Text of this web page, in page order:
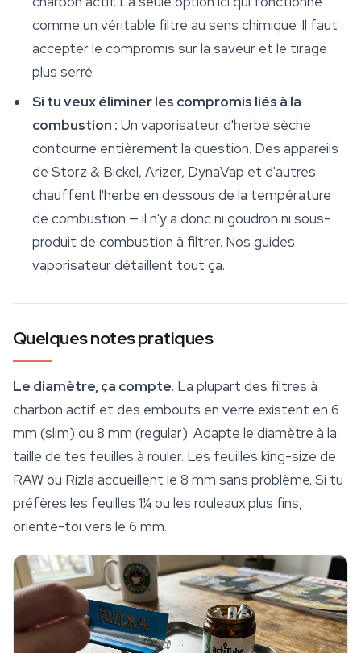
comme un véritable filtre au sens chimique. Il faut
accepter le compromis sur la saveur et le tirage
plus serré.
Si tu veux éliminer les compromis liés à la
combustion : Un vaporisateur d'herbe sèche
contourne entièrement la question. Des appareils
de Storz & Bickel, Arizer, DynaVap et d'autres
chauffent l'herbe en dessous de la température
de combustion — il n'y a donc ni goudron ni sous-
produit de combustion à filtrer. Nos guides
vaporisateur détaillent tout ça.
Quelques notes pratiques
Le diamètre, ça compte. La plupart des filtres à
charbon actif et des embouts en verre existent en 6
mm (slim) ou 8 mm (regular). Adapte le diamètre à la
taille de tes feuilles à rouler. Les feuilles king-size de
RAWou Rizla accueillent le 8 mm sans problème. Si tu
préfères les feuilles 1¼ ou les rouleaux plus fins,
oriente-toi vers le 6 mm.